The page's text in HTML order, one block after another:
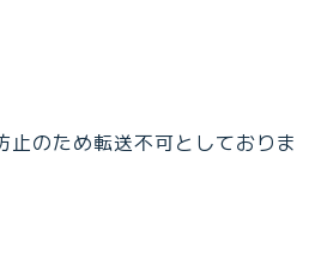
のため転送不可としておりま